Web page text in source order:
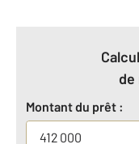
Montant du prêt :